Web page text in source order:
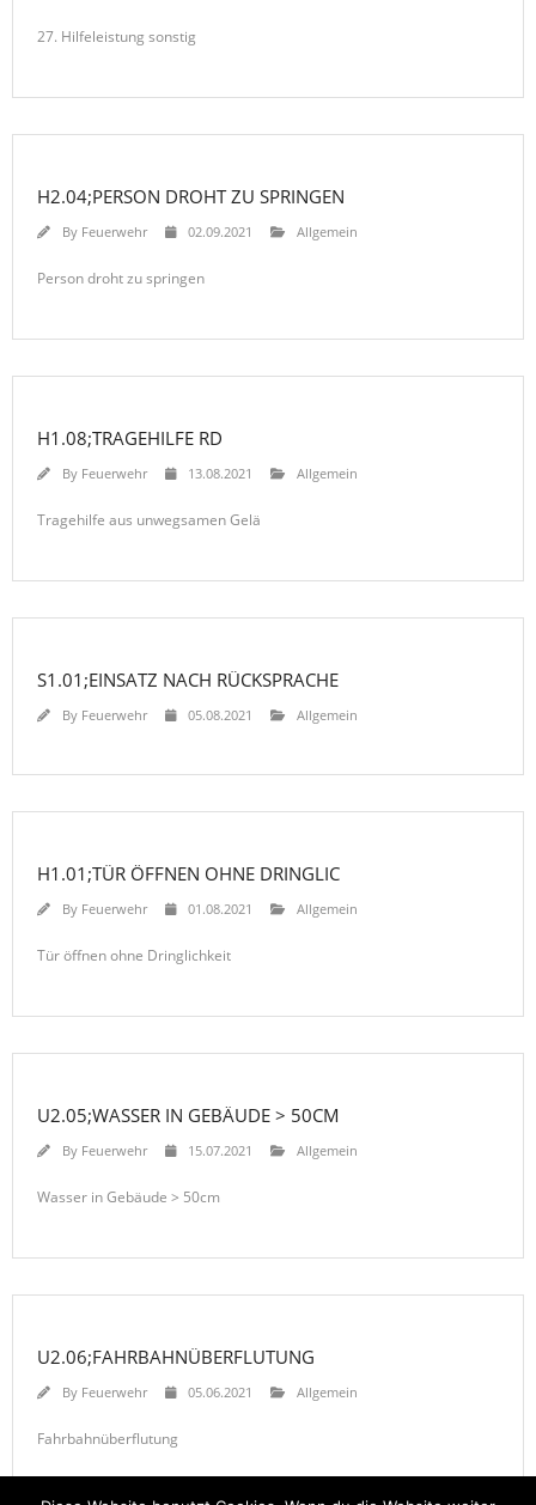
27. Hilfeleistung sonstig
H2.04;PERSON DROHT ZU SPRINGEN
By Feuerwehr 02.09.2021 Allgemein
Person droht zu springen
H1.08;TRAGEHILFE RD
By Feuerwehr 13.08.2021 Allgemein
Tragehilfe aus unwegsamen Gelä
S1.01;EINSATZ NACH RÜCKSPRACHE
By Feuerwehr 05.08.2021 Allgemein
H1.01;TÜR ÖFFNEN OHNE DRINGLIC
By Feuerwehr 01.08.2021 Allgemein
Tür öffnen ohne Dringlichkeit
U2.05;WASSER IN GEBÄUDE > 50CM
By Feuerwehr 15.07.2021 Allgemein
Wasser in Gebäude > 50cm
U2.06;FAHRBAHNÜBERFLUTUNG
By Feuerwehr 05.06.2021 Allgemein
Fahrbahnüberflutung